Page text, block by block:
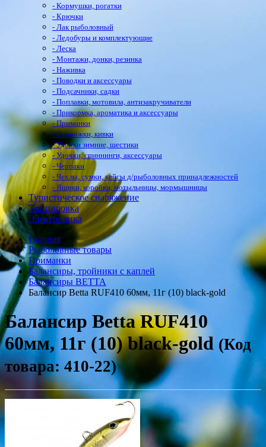
- Кормушки, рогатки
- Крючки
- Лак рыболовный
- Ледобуры и комплектующие
- Леска
- Монтажи, донки, резинка
- Наживка
- Поводки и аксессуары
- Подсачники, садки
- Поплавки, мотовила, антизакручиватели
- Прикормка, ароматика и аксессуары
- Приманки
- Сторожки, кивки
- Удочки зимние, шестики
- Удочки, спиннинги, аксессуары
- Черпаки
- Чехлы, сумки, кейсы д/рыболовных принадлежностей
- Ящики, коробки, мотыльницы, мормышницы
Туристическое снаряжение
Экипировка
Электроника
Главная
Рыболовные товары
Приманки
Балансиры, тройники с каплей
Балансиры BETTA
Балансир Betta RUF410 60мм, 11г (10) black-gold
Балансир Betta RUF410
60мм, 11г (10) black-gold (Код
товара: 410-22)